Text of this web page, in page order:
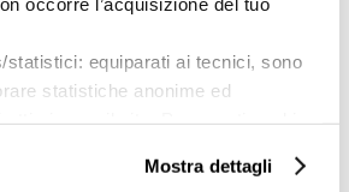
statistici: equiparati ai tecnici, sono
statistiche anonime ed
marketing: sono utilizzati, solo
Mostra dettagli